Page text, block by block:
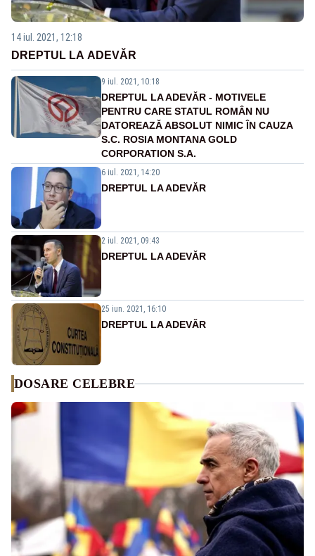
14 iul. 2021, 12:18
DREPTUL LA ADEVĂR
9 iul. 2021, 10:18
DREPTUL LA ADEVĂR - MOTIVELE
PENTRU CARE STATUL ROMÂN NU
DATOREAZĂ ABSOLUT NIMIC ÎN CAUZA
S.C. ROSIA MONTANA GOLD
CORPORATION S.A.
6 iul. 2021, 14:20
DREPTUL LA ADEVĂR
2 iul. 2021, 09:43
DREPTUL LA ADEVĂR
25 iun. 2021, 16:10
DREPTUL LA ADEVĂR
DOSARE CELEBRE